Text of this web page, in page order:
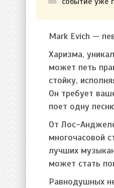
Mark Evich —
Харизма,
может петь
стойку,
Он требует
поет одну
От Лос-
многочасовой
лучших
может стать
Равнодушных